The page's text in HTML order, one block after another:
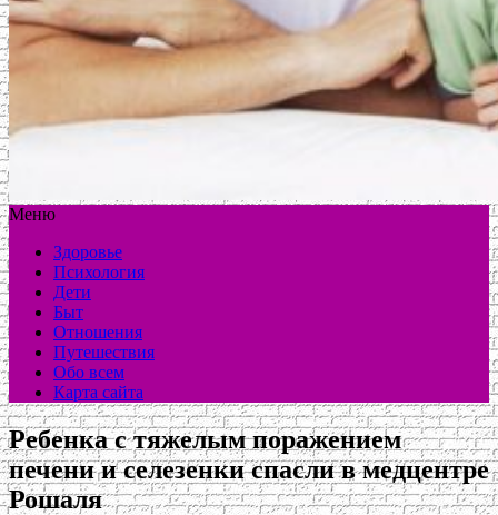
Меню
Здоровье
Психология
Дети
Быт
Отношения
Путешествия
Обо всем
Карта сайта
Ребенка с тяжелым поражением
печени и селезенки спасли в медцентре
Рошаля